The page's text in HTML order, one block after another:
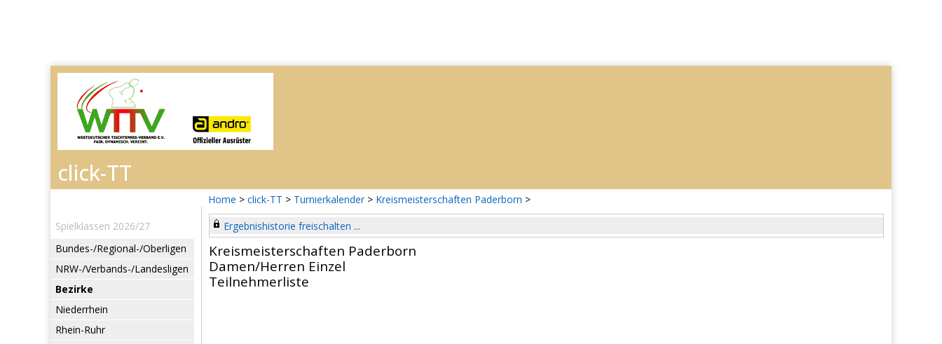
Home > click-TT > Turnierkalender > Kreismeisterschaften Paderborn >
Spielklassen 2026/27
Bundes-/Regional-/Oberligen
NRW-/Verbands-/Landesligen
Bezirke
Niederrhein
Rhein-Ruhr
Ergebnishistorie freischalten ...
Kreismeisterschaften Paderborn
Damen/Herren Einzel
Teilnehmerliste